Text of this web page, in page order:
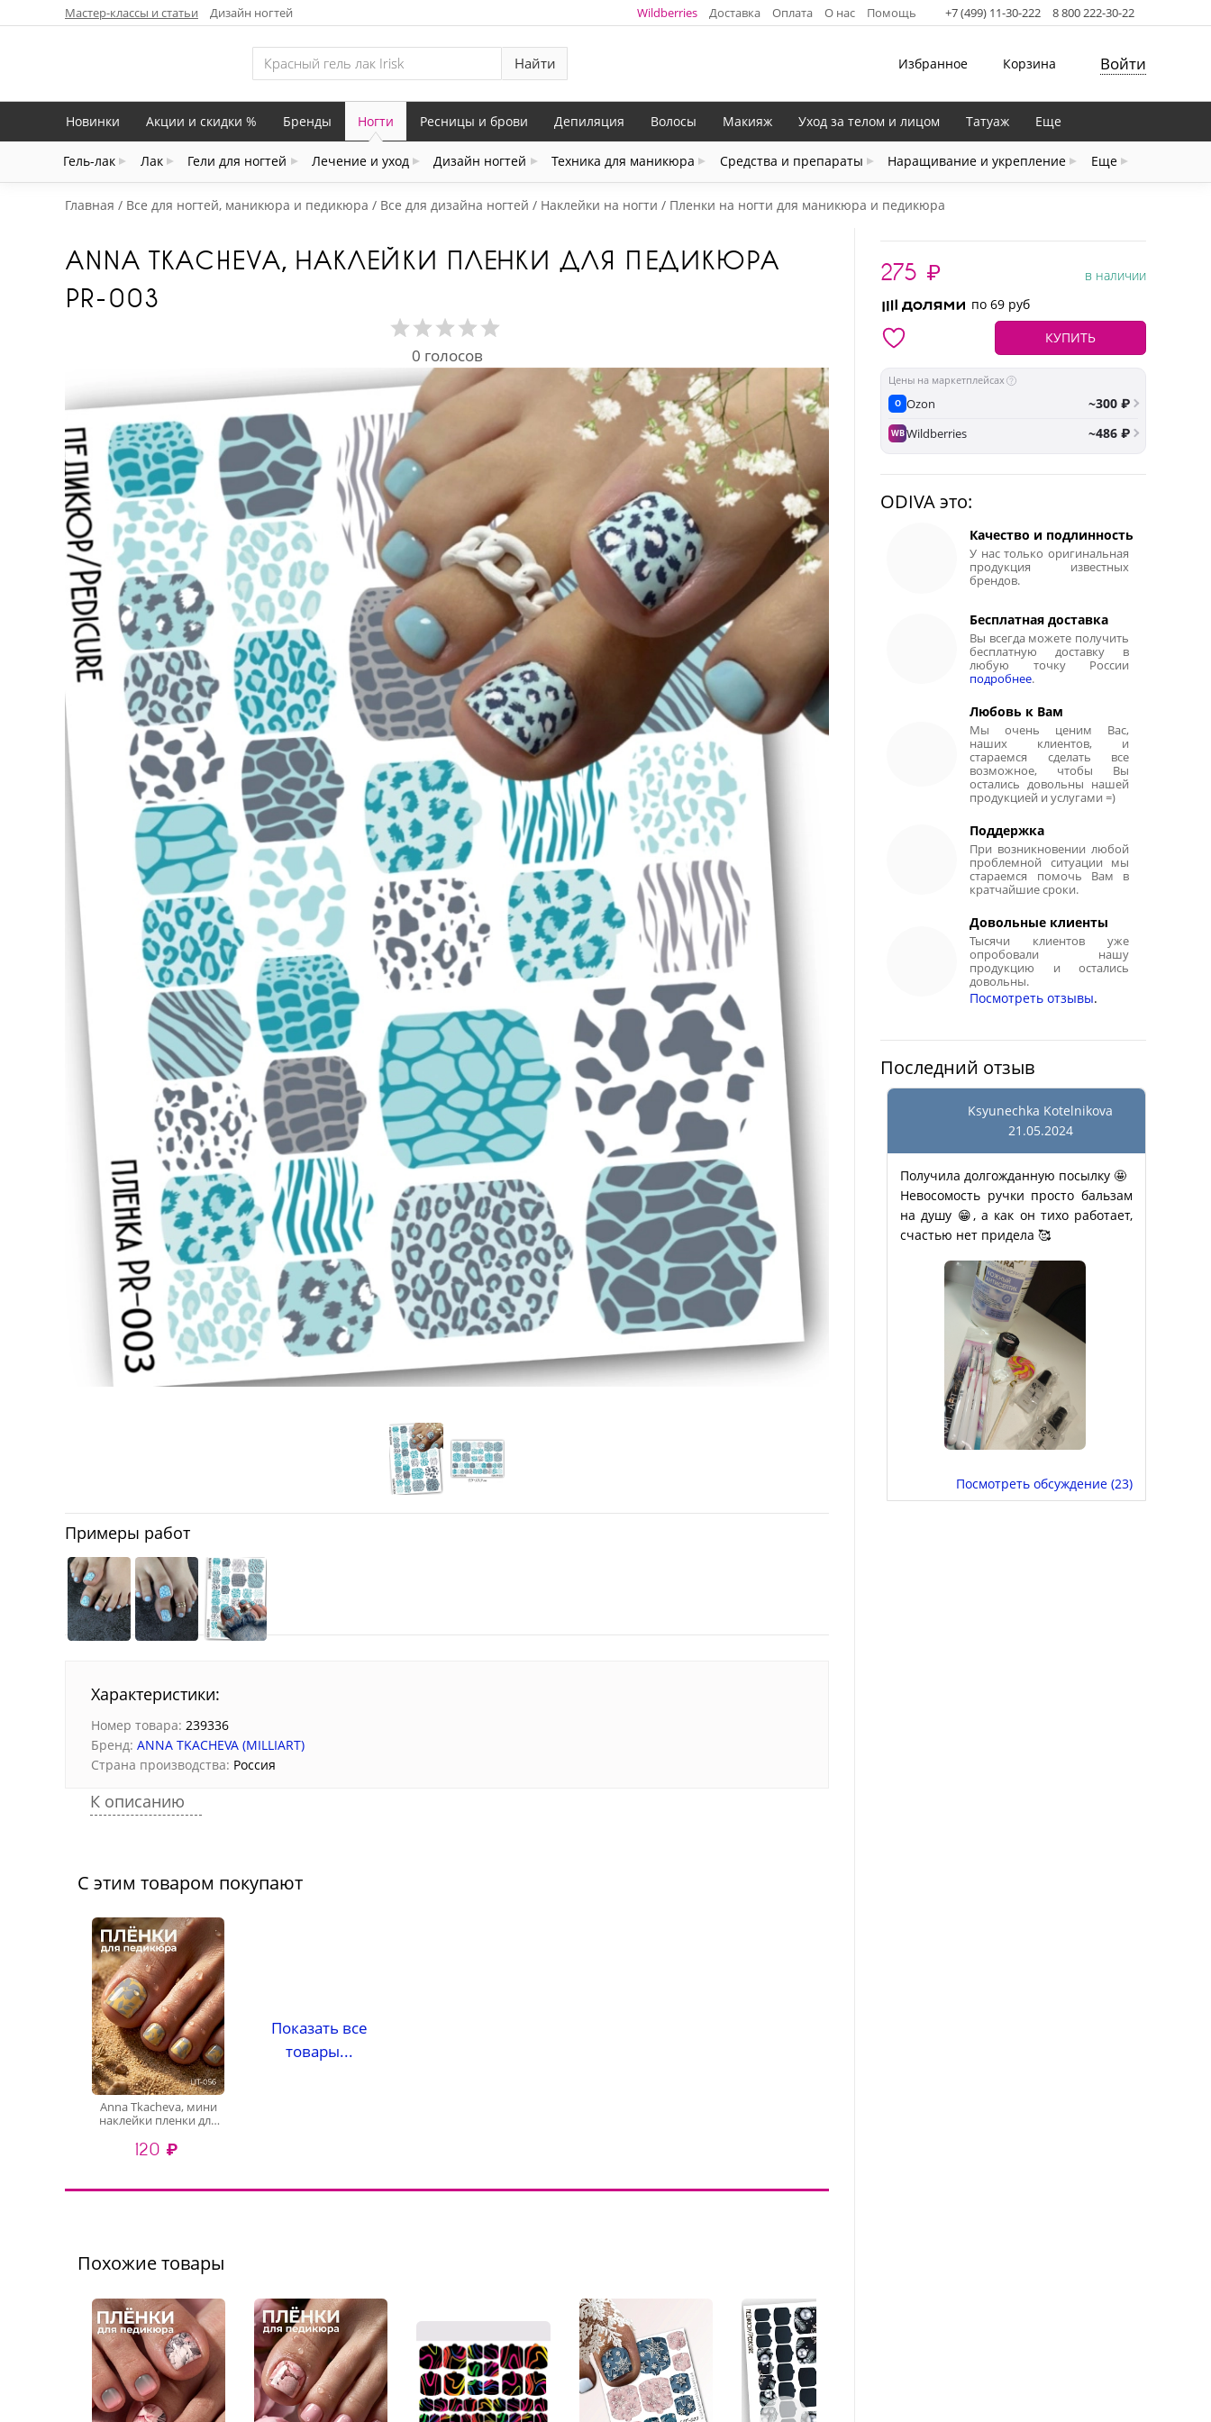
Мастер-классы и статьи Дизайн ногтей Wildberries Доставка Оплата О нас Помощь +7 (499) 11-30-222 8 800 222-30-22
Найти Избранное Корзина Войти
Новинки Акции и скидки % Бренды Ногти
Гель-лак Лак Гели для ногтей Лечение и уход Дизайн ногтей Техника для маникюра Средства и препараты Наращивание и укрепление Еще
Ресницы и брови Депиляция Волосы Макияж Уход за телом и лицом Татуаж Еще
Главная Все для ногтей, маникюра и педикюра Все для дизайна ногтей Наклейки на ногти Пленки на ногти для маникюра и педикюра
ANNA TKACHEVA, НАКЛЕЙКИ ПЛЕНКИ ДЛЯ ПЕДИКЮРА
PR-003
0 голосов
Примеры работ
Характеристики:
Номер товара: 239336
Бренд: ANNA TKACHEVA (MILLIART)
Страна производства: Россия
К описанию
С этим товаром покупают
Anna Tkacheva, мини
наклейки пленки для
120 ₽
Показать все
товары...
Похожие товары
275 ₽
в наличии
по 69 руб
КУПИТЬ
Цены на маркетплейсах
O Ozon ~300 ₽
WBWildberries ~486 ₽
ODIVA это:
Качество и подлинность
У нас только оригинальная
продукция известных
брендов.
Бесплатная доставка
Вы всегда можете получить
бесплатную доставку в
любую точку России
подробнее.
Любовь к Вам
Мы очень ценим Вас,
наших клиентов, и
стараемся сделать все
возможное, чтобы Вы
остались довольны нашей
продукцией и услугами =)
Поддержка
При возникновении любой
проблемной ситуации мы
стараемся помочь Вам в
кратчайшие сроки.
Довольные клиенты
Тысячи клиентов уже
опробовали нашу
продукцию и остались
довольны.
Посмотреть отзывы.
Последний отзыв
Ksyunechka Kotelnikova
21.05.2024
Получила долгожданную посылку 🤩
Невосомость ручки просто бальзам
на душу 😁, а как он тихо работает,
счастью нет придела 🥰
Посмотреть обсуждение (23)